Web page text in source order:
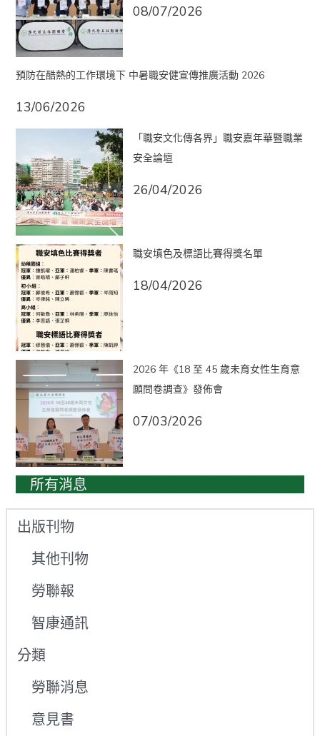
08/07/2026
預防在酷熱的工作環境下 中暑職安健宣傳推廣活動 2026
13/06/2026
「職安文化傳各界」職安嘉年華暨職業
安全論壇
26/04/2026
職安填色及標語比賽得獎名單
18/04/2026
2026 年《18 至 45 歲未育女性生育意
願問卷調查》發佈會
07/03/2026
所有消息
出版刊物
其他刊物
勞聯報
智康通訊
分類
勞聯消息
意見書